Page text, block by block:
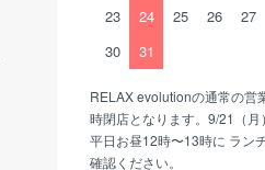
23
24 25 26 27
30
31
RELAX evolutionの通常の営
時閉店となります。9/21（月
平日お昼12時〜13時に ラン
確認ください。